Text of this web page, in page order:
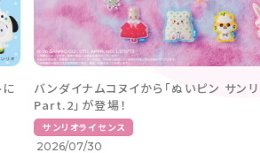
2027年版カレンダー・ダイアリー。好き
を楽しく♪
サンリオオリジナル
2026/08/07